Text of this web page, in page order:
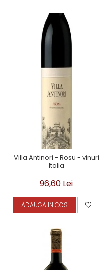
Villa Antinori - Rosu - vinuri
Italia
96,60 Lei
ADAUGA IN COS